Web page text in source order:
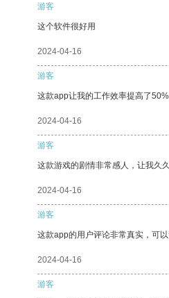
游客
这个软件很好用
2024-04-16
游客
这款app让我的工作效率提高了
2024-04-16
游客
这款游戏的剧情非常感人，让我久久
2024-04-16
游客
这款app的用户评论非常真实，可以
2024-04-16
游客